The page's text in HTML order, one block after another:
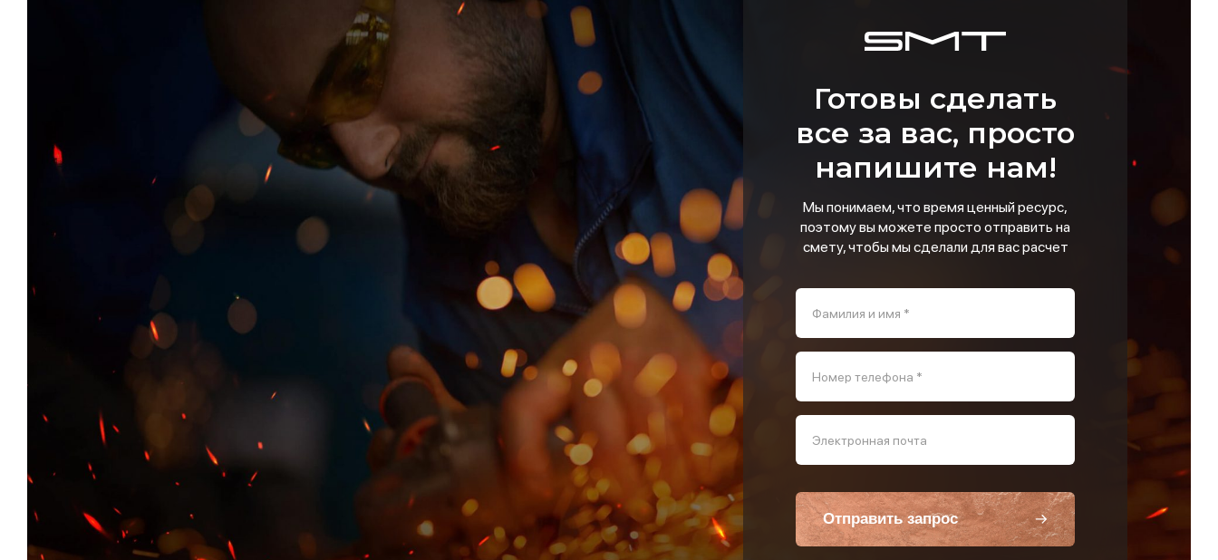
Готовы сделать
все за вас, просто
напишите нам!
Мы понимаем, что время ценный ресурс,
поэтому вы можете просто отправить на
смету, чтобы мы сделали для вас расчет
Фамилия и имя *
Номер телефона *
Электронная почта
Отправить запрос